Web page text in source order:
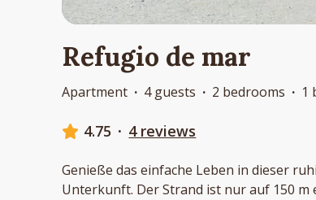
Refugio de mar
Apartment · 4 guests · 2 bedrooms · 1
4.75 · 4 reviews
Genieße das einfache Leben in dieser
Unterkunft. Der Strand ist nur auf 150 m